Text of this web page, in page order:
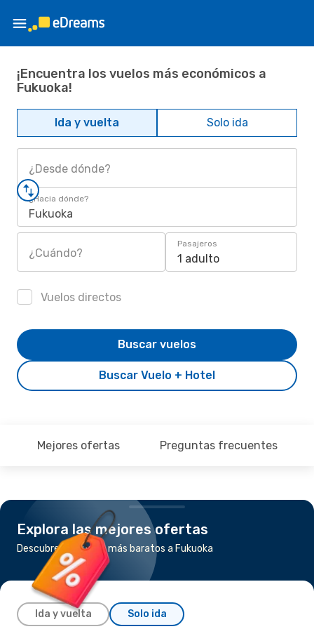
¡Encuentra los vuelos más económicos a
Fukuoka!
Ida y vuelta Solo ida
¿Desde dónde?
¿Hacia dónde?
Fukuoka
¿Cuándo?
Pasajeros
1 adulto
Vuelos directos
Buscar Vuelo + Hotel
Buscar vuelos
Mejores ofertas Preguntas frecuentes
Explora las mejores ofertas
Descubre los vuelos más baratos a Fukuoka
Ida y vuelta Solo ida